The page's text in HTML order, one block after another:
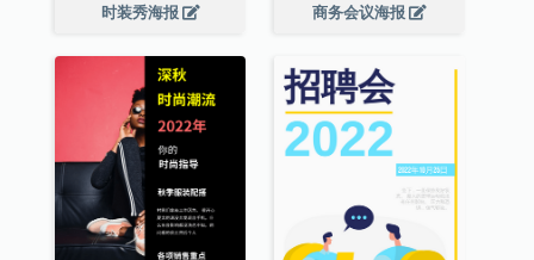
时装秀海报 商务会议海报